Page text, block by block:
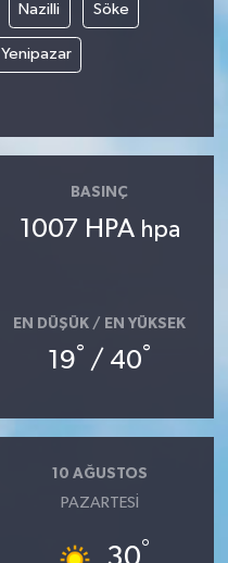
Nazilli Söke
Yenipazar
BASINÇ
1007 HPA hpa
EN DÜŞÜK / EN YÜKSEK
19° / 40°
10 AĞUSTOS
PAZARTESI
°